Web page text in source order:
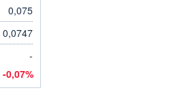
0,075
0,0747
-
-0,07%